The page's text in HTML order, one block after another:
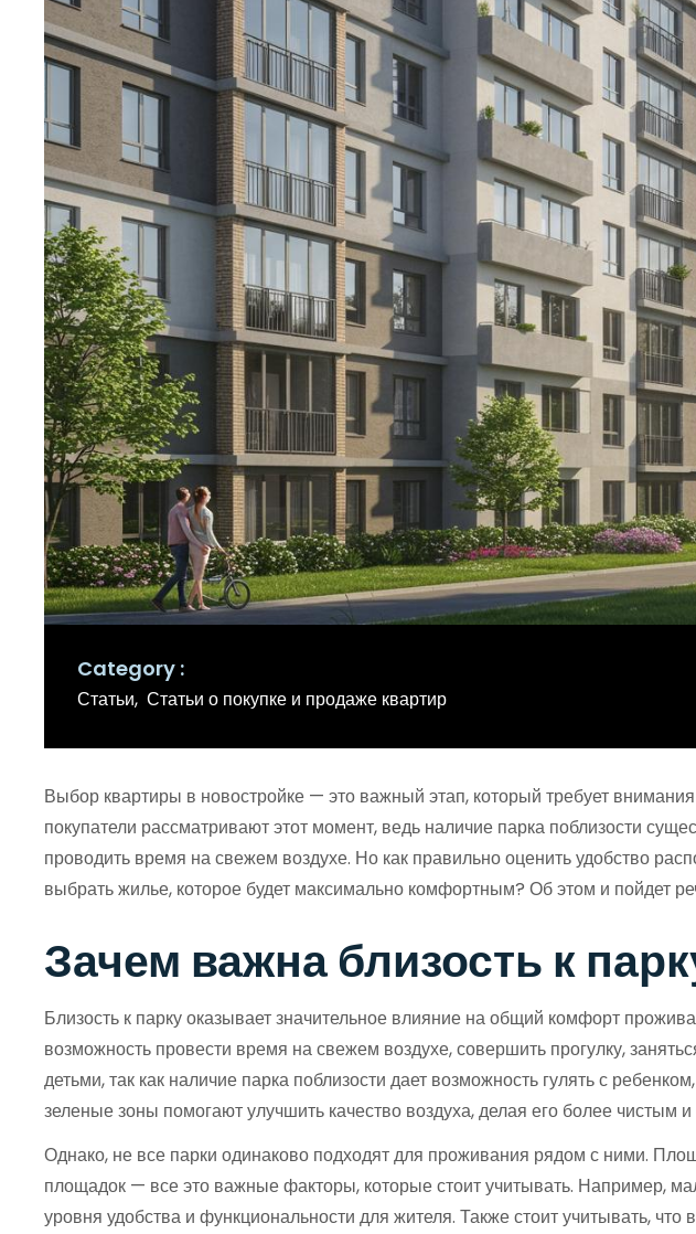
Category
Статьи Статьи о покупке и продаже квартир
Выбор квартиры в новостройке — это важный этап, который требует
покупатели рассматривают этот момент, ведь наличие парка поблизости
проводить время на свежем воздухе. Но как правильно оценить удобство
выбрать жилье, которое будет максимально комфортным? Об этом и пойдет
Зачем важна близость к
Близость к парку оказывает значительное влияние на общий комфорт
возможность провести время на свежем воздухе, совершить прогулку,
детьми, так как наличие парка поблизости дает возможность гулять с
зеленые зоны помогают улучшить качество воздуха, делая его более чистым
Однако, не все парки одинаково подходят для проживания рядом с ними.
площадок — все это важные факторы, которые стоит учитывать. Например,
уровня удобства и функциональности для жителя. Также стоит учитывать,